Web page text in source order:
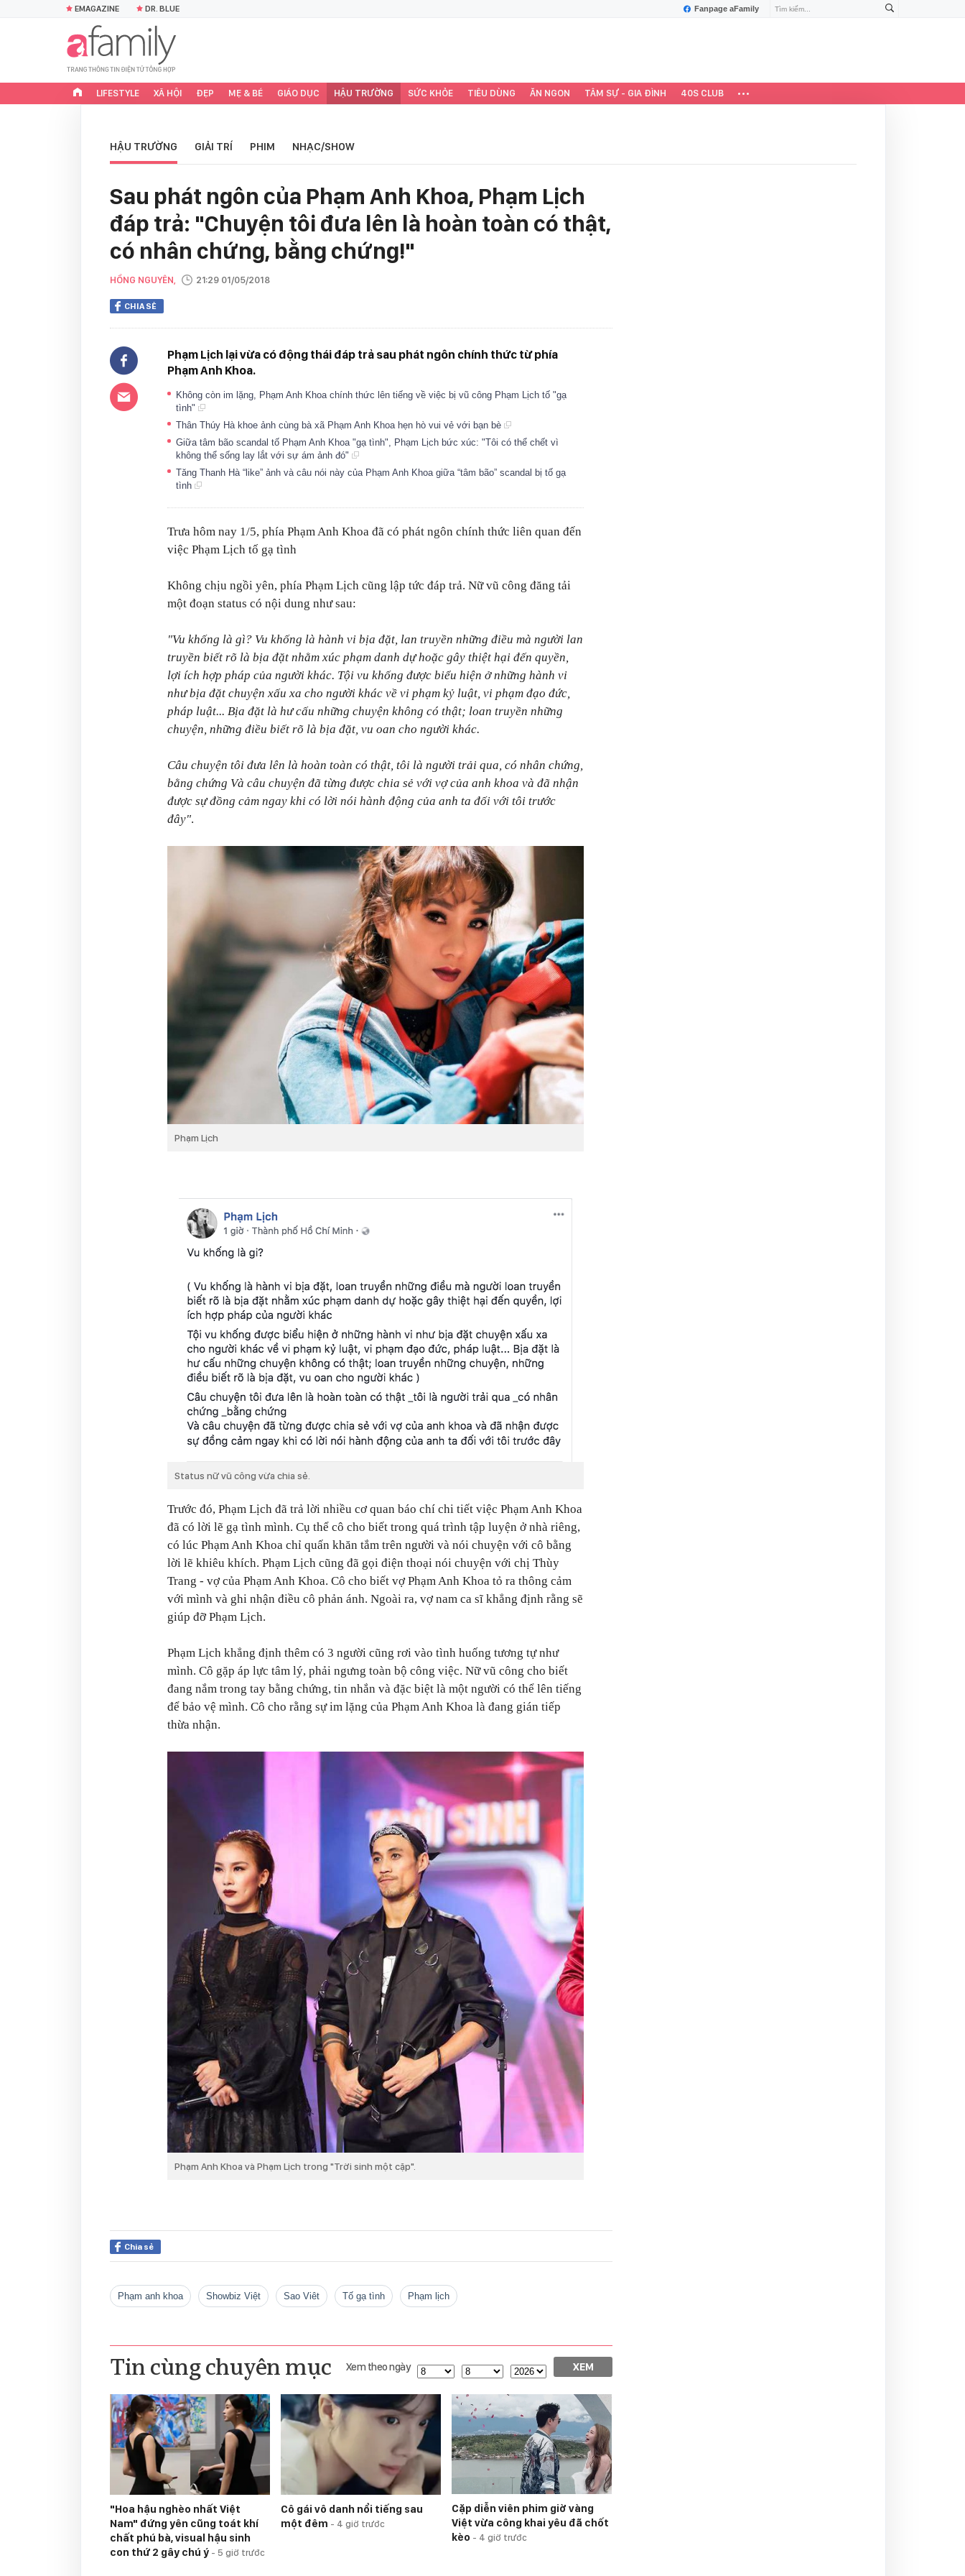
Fanpage aFamily
EMAGAZINE DR. BLUE
LIFESTYLE XÃ HỘI ĐẸP MẸ & BÉ GIÁO DỤC HẬU TRƯỜNG SỨC KHỎE TIÊU DÙNG ĂN NGON TÂM SỰ - GIA ĐÌNH 40S CLUB
HẬU TRƯỜNG GIẢI TRÍ PHIM NHẠC/SHOW
Sau phát ngôn của Phạm Anh Khoa, Phạm Lịch
đáp trả: "Chuyện tôi đưa lên là hoàn toàn có thật,
có nhân chứng, bằng chứng!"
HỒNG NGUYÊN, 21:29 01/05/2018
CHIA SẺ
Phạm Lịch lại vừa có động thái đáp trả sau phát ngôn chính thức từ phía
Phạm Anh Khoa.
Không còn im lặng, Phạm Anh Khoa chính thức lên tiếng về việc bị vũ công Phạm Lịch tố "gạ
tình"
Thân Thúy Hà khoe ảnh cùng bà xã Phạm Anh Khoa hẹn hò vui vẻ với bạn bè
Giữa tâm bão scandal tố Phạm Anh Khoa "gạ tình", Phạm Lịch bức xúc: "Tôi có thể chết vì
không thể sống lay lắt với sự ám ảnh đó"
Tăng Thanh Hà “like” ảnh và câu nói này của Phạm Anh Khoa giữa “tâm bão” scandal bị tố gạ
tình
Trưa hôm nay 1/5, phía Phạm Anh Khoa đã có phát ngôn chính thức liên quan đến
việc Phạm Lịch tố gạ tình
Không chịu ngồi yên, phía Phạm Lịch cũng lập tức đáp trả. Nữ vũ công đăng tải
một đoạn status có nội dung như sau:
"Vu khống là gì? Vu khống là hành vi bịa đặt, lan truyền những điều mà người lan
truyền biết rõ là bịa đặt nhằm xúc phạm danh dự hoặc gây thiệt hại đến quyền,
lợi ích hợp pháp của người khác. Tội vu khống được biểu hiện ở những hành vi
như bịa đặt chuyện xấu xa cho người khác về vi phạm kỷ luật, vi phạm đạo đức,
pháp luật... Bịa đặt là hư cấu những chuyện không có thật; loan truyền những
chuyện, những điều biết rõ là bịa đặt, vu oan cho người khác.
Câu chuyện tôi đưa lên là hoàn toàn có thật, tôi là người trải qua, có nhân chứng,
bằng chứng Và câu chuyện đã từng được chia sẻ với vợ của anh khoa và đã nhận
được sự đồng cảm ngay khi có lời nói hành động của anh ta đối với tôi trước
đây".
Phạm Lịch
Status nữ vũ công vừa chia sẻ.
Trước đó, Phạm Lịch đã trả lời nhiều cơ quan báo chí chi tiết việc Phạm Anh Khoa
đã có lời lẽ gạ tình mình. Cụ thể cô cho biết trong quá trình tập luyện ở nhà riêng,
có lúc Phạm Anh Khoa chỉ quấn khăn tắm trên người và nói chuyện với cô bằng
lời lẽ khiêu khích. Phạm Lịch cũng đã gọi điện thoại nói chuyện với chị Thùy
Trang - vợ của Phạm Anh Khoa. Cô cho biết vợ Phạm Anh Khoa tỏ ra thông cảm
với mình và ghi nhận điều cô phản ánh. Ngoài ra, vợ nam ca sĩ khẳng định rằng sẽ
giúp đỡ Phạm Lịch.
Phạm Lịch khẳng định thêm có 3 người cũng rơi vào tình huống tương tự như
mình. Cô gặp áp lực tâm lý, phải ngưng toàn bộ công việc. Nữ vũ công cho biết
đang nắm trong tay bằng chứng, tin nhắn và đặc biệt là một người có thể lên tiếng
để bảo vệ mình. Cô cho rằng sự im lặng của Phạm Anh Khoa là đang gián tiếp
thừa nhận.
Phạm Anh Khoa và Phạm Lịch trong "Trời sinh một cặp".
Chia sẻ
phạm anh khoa showbiz Việt sao Viêt Tố gạ tình phạm lịch
Tin cùng chuyên mục Xem theo ngày XEM
"Hoa hậu nghèo nhất Việt
Nam" đứng yên cũng toát khí
chất phú bà, visual hậu sinh
con thứ 2 gây chú ý - 5 giờ trước
Cô gái vô danh nổi tiếng sau
một đêm - 4 giờ trước
Cặp diễn viên phim giờ vàng
Việt vừa công khai yêu đã chốt
kèo - 4 giờ trước